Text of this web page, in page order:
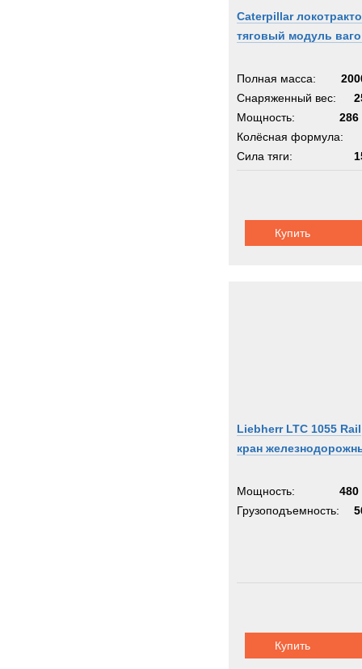
Caterpillar
тяговый модуль
Полная масса:
Снаряженный вес:
Мощность:
286
Колёсная формула:
Сила тяги:
Купить
Liebherr LTC 1055 Rail
кран
Мощность:
480
Грузоподъемность:
Купить